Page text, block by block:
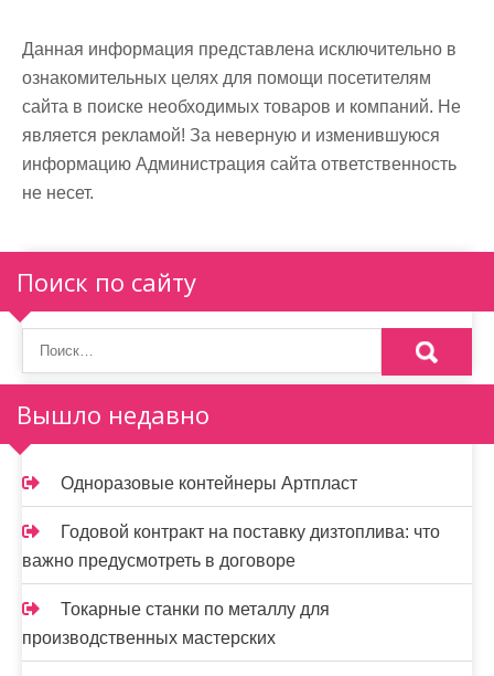
Данная информация представлена исключительно в
ознакомительных целях для помощи посетителям
сайта в поиске необходимых товаров и компаний. Не
является рекламой! За неверную и изменившуюся
информацию Администрация сайта ответственность
не несет.
Поиск по сайту
Вышло недавно
Одноразовые контейнеры Артпласт
Годовой контракт на поставку дизтоплива: что
важно предусмотреть в договоре
Токарные станки по металлу для
производственных мастерских